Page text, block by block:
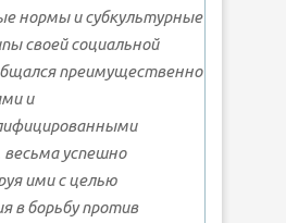
нормы и субкультурные
своей социальной
преимущественно
и
весьма успешно
ими с целью
в борьбу против